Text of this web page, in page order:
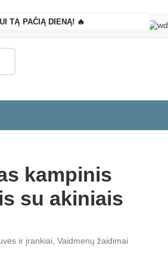
TĄ PAČIĄ DIENĄ! 🔥
kampinis
su akiniais
ir įrankiai Vaidmenų žaidimai